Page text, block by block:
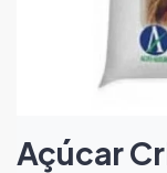
Açúcar